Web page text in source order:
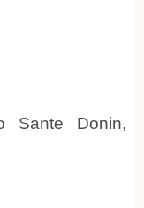
Sante Donin,